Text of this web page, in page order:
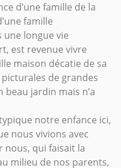
d’une famille de la
famille
longue vie
est revenue vivre
maison décatie de sa
de grandes
beau jardin mais n’a
notre enfance ici,
nous vivions avec
nous, qui faisait la
milieu de nos parents,